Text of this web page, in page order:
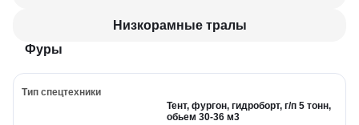
Низкорамные тралы
Фуры
Тент, фургон, гидроборт, г/п 5 тонн,
обьем 30-36 м3